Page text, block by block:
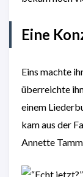
Eine
Eins machte
überreichte
einem
kam aus der
Annette